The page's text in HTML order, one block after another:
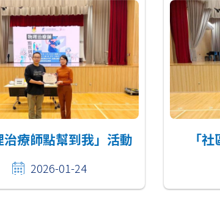
治療師點幫到我」活動
2026-01-24
「